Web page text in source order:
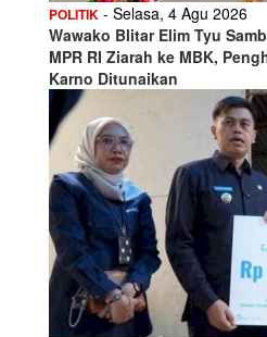
POLITIK - Selasa, 4 Agu 2026
Wawako Blitar Elim Tyu
MPR RI Ziarah ke MBK,
Karno Ditunaikan